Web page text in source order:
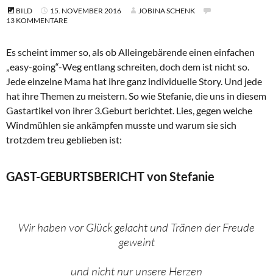
BILD 15. NOVEMBER 2016
JOBINA SCHENK
13 KOMMENTARE
Es scheint immer so, als ob Alleingebärende einen einfachen
„easy-going“-Weg entlang schreiten, doch dem ist nicht so.
Jede einzelne Mama hat ihre ganz individuelle Story. Und jede
hat ihre Themen zu meistern. So wie Stefanie, die uns in diesem
Gastartikel von ihrer 3.Geburt berichtet. Lies, gegen welche
Windmühlen sie ankämpfen musste und warum sie sich
trotzdem treu geblieben ist:
GAST-GEBURTSBERICHT von Stefanie
Wir haben vor Glück gelacht und Tränen der Freude
geweint
und nicht nur unsere Herzen